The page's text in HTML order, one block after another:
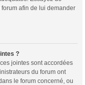
afin de lui demander
?
jointes sont accordées
du forum ont
le forum concerné, ou